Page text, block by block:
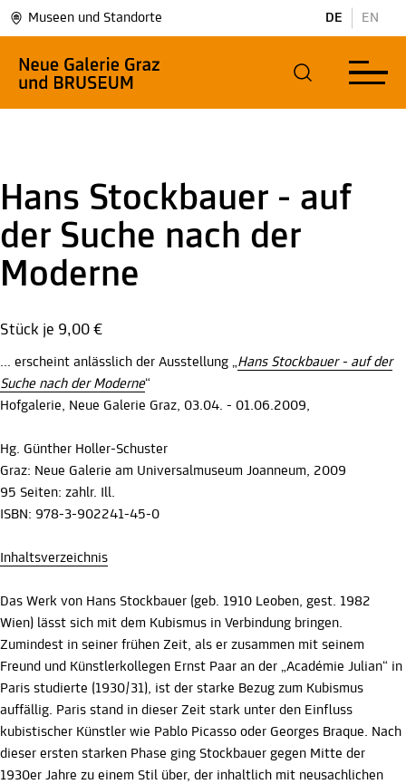
Museen und Standorte DE EN
Hans Stockbauer - auf
der Suche nach der
Moderne
Stück je 9,00 €
... erscheint anlässlich der Ausstellung „Hans Stockbauer - auf der
Suche nach der Moderne“
Hofgalerie, Neue Galerie Graz, 03.04. - 01.06.2009,
Hg. Günther Holler-Schuster
Graz: Neue Galerie am Universalmuseum Joanneum, 2009
95 Seiten: zahlr. Ill.
ISBN: 978-3-902241-45-0
Inhaltsverzeichnis
Das Werk von Hans Stockbauer (geb. 1910 Leoben, gest. 1982
Wien) lässt sich mit dem Kubismus in Verbindung bringen.
Zumindest in seiner frühen Zeit, als er zusammen mit seinem
Freund und Künstlerkollegen Ernst Paar an der „Académie Julian“ in
Paris studierte (1930/31), ist der starke Bezug zum Kubismus
auffällig. Paris stand in dieser Zeit stark unter den Einfluss
kubistischer Künstler wie Pablo Picasso oder Georges Braque. Nach
dieser ersten starken Phase ging Stockbauer gegen Mitte der
1930er Jahre zu einem Stil über, der inhaltlich mit neusachlichen